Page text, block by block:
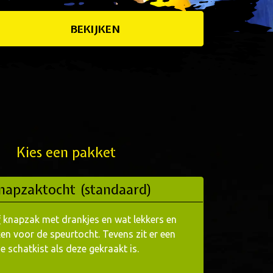
BEKIJKEN
Kies een pakket
(standaard)
knapzak met drankjes en wat lekkers en
voor de speurtocht. Tevens zit er een
schatkist als deze gekraakt is.